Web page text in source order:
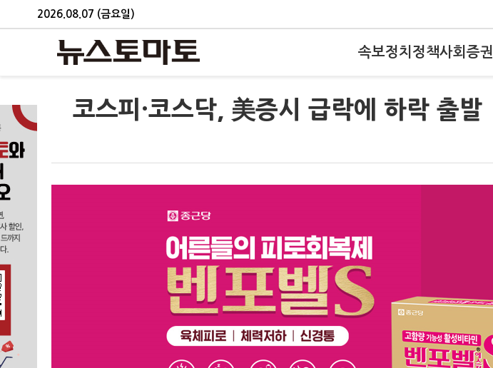
2026.08.07 (금요일)
속보정치 정책사회 증권
코스피·코스닥, 美증시 급락에 하락 출발